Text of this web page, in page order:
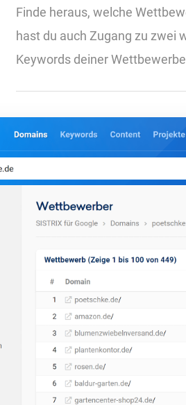
Finde heraus, welche
hast du auch Zugang zu zwei
Keywords deiner